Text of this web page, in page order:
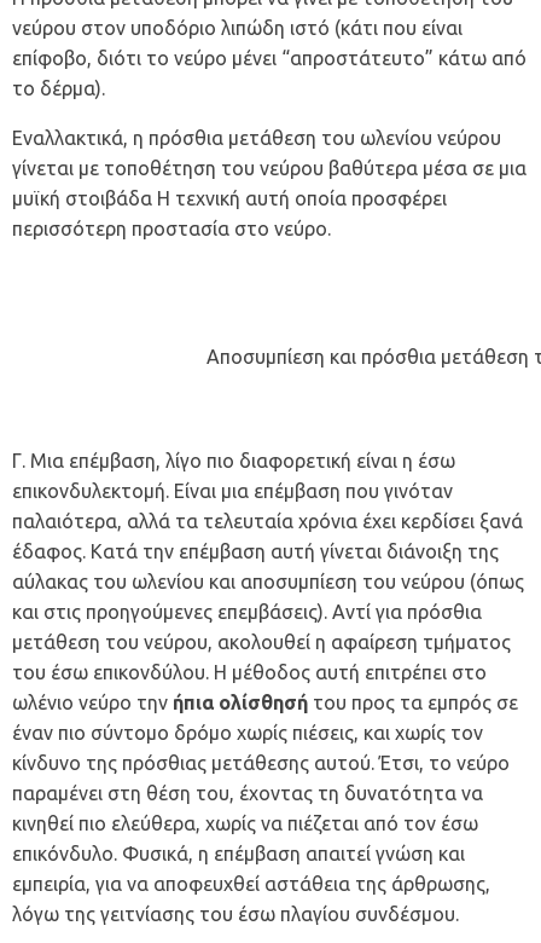
νεύρου στον υποδόριο λιπώδη ιστό (κάτι που είναι
επίφοβο, διότι το νεύρο μένει “απροστάτευτο” κάτω από
το δέρμα).
Εναλλακτικά, η πρόσθια μετάθεση του ωλενίου νεύρου
γίνεται με τοποθέτηση του νεύρου βαθύτερα μέσα σε μια
μυϊκή στοιβάδα Η τεχνική αυτή οποία προσφέρει
περισσότερη προστασία στο νεύρο.
Αποσυμπίεση και πρόσθια μετάθεση
Γ. Μια επέμβαση, λίγο πιο διαφορετική είναι η έσω
επικονδυλεκτομή. Είναι μια επέμβαση που γινόταν
παλαιότερα, αλλά τα τελευταία χρόνια έχει κερδίσει ξανά
έδαφος. Κατά την επέμβαση αυτή γίνεται διάνοιξη της
αύλακας του ωλενίου και αποσυμπίεση του νεύρου (όπως
και στις προηγούμενες επεμβάσεις). Αντί για πρόσθια
μετάθεση του νεύρου, ακολουθεί η αφαίρεση τμήματος
του έσω επικονδύλου. Η μέθοδος αυτή επιτρέπει στο
ωλένιο νεύρο την ήπια ολίσθησή του προς τα εμπρός σε
έναν πιο σύντομο δρόμο χωρίς πιέσεις, και χωρίς τον
κίνδυνο της πρόσθιας μετάθεσης αυτού. Έτσι, το νεύρο
παραμένει στη θέση του, έχοντας τη δυνατότητα να
κινηθεί πιο ελεύθερα, χωρίς να πιέζεται από τον έσω
επικόνδυλο. Φυσικά, η επέμβαση απαιτεί γνώση και
εμπειρία, για να αποφευχθεί αστάθεια της άρθρωσης,
λόγω της γειτνίασης του έσω πλαγίου συνδέσμου.